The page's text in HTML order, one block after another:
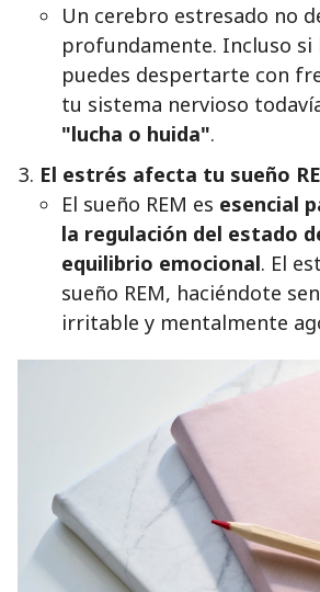
Un cerebro estresado no
profundamente. Incluso si
puedes despertarte con
tu sistema nervioso
"lucha o huida".
El estrés afecta tu sueño
El sueño REM es esencial
la regulación del estado
equilibrio emocional. El
sueño REM, haciéndote
irritable y mentalmente